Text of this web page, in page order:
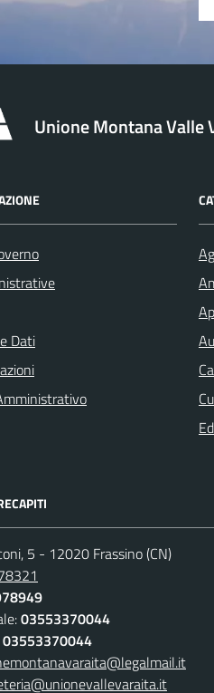
Unione Montana Valle
Dati
5 - 12020 Frassino (CN)
03553370044
03553370044